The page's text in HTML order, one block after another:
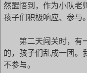
然醒悟到，作为小队老
孩子们积极响应、参与。
第二天闯关时，有一
的，孩子们乱成一团。
不参与。